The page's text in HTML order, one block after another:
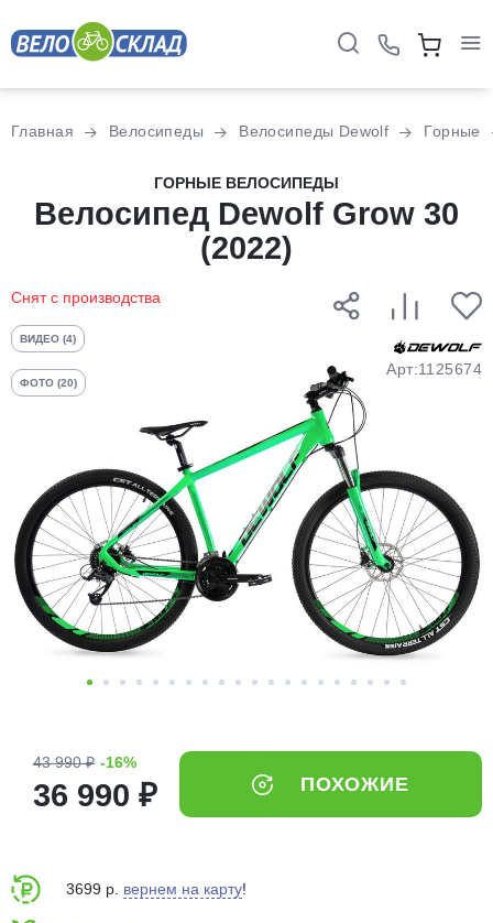
Главная Велосипеды Велосипеды Dewolf Горные
ГОРНЫЕ ВЕЛОСИПЕДЫ
Велосипед Dewolf Grow 30
(2022)
Снят с производства
ВИДЕО (4)
ФОТО (20)
Арт:1125674
43 990 ₽ -16%
36 990 ₽ ПОХОЖИЕ
3699 р. вернем на карту!
Разбейте
оплатуна части
без переплат
График платежей
Добавляйте товары
в корзину
Оплачивайте сегодня только
25% картой любого банка
выбранный способом
75% будут